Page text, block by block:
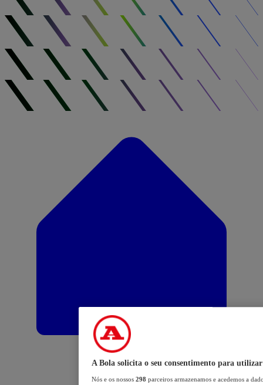
A Bola solicita o seu consentimento para utilizar
Nós e os nossos 298 parceiros armazenamos e acedemos a